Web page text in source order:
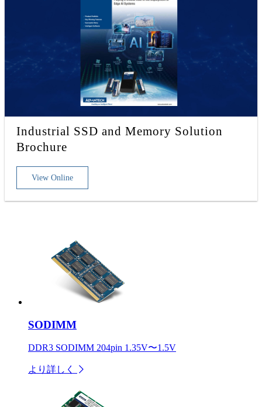
Industrial SSD and Memory Solution
Brochure
View Online
SODIMM
DDR3 SODIMM 204pin 1.35V〜1.5V
より詳しく